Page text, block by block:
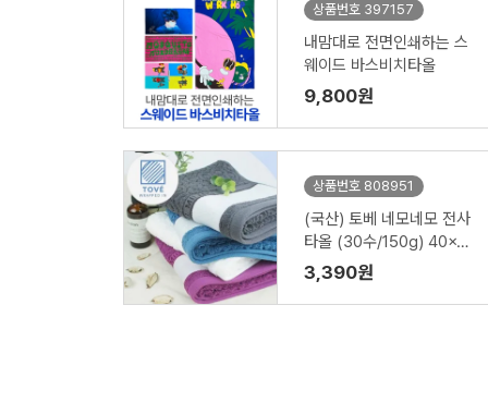
상품번호 397157
내맘대로 전면인쇄하는 스
웨이드 바스비치타올
9,800원
상품번호 808951
(국산) 토베 네모네모 전사
타올 (30수/150g) 40x80
cm
3,390원